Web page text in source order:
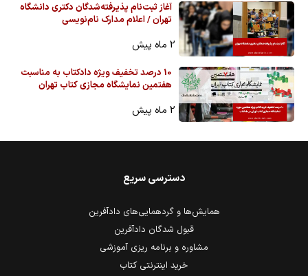
آغاز ثبت‌نام پذیرفته‌شدگان دکتری دانشگاه
تهران / اعلام مدارک نام‌نویسی
2 ماه پیش
10 درصد تخفیف ویژه دادکتاب به مناسبت
هفتمین نمایشگاه مجازی کتاب تهران
2 ماه پیش
دسترسی سریع
همایش‌ها و گردهمایی‌های دادآفرین
قبول شدگان دادآفرین
مشاوره و برنامه ریزی آموزشی
خرید اینترنتی کتاب